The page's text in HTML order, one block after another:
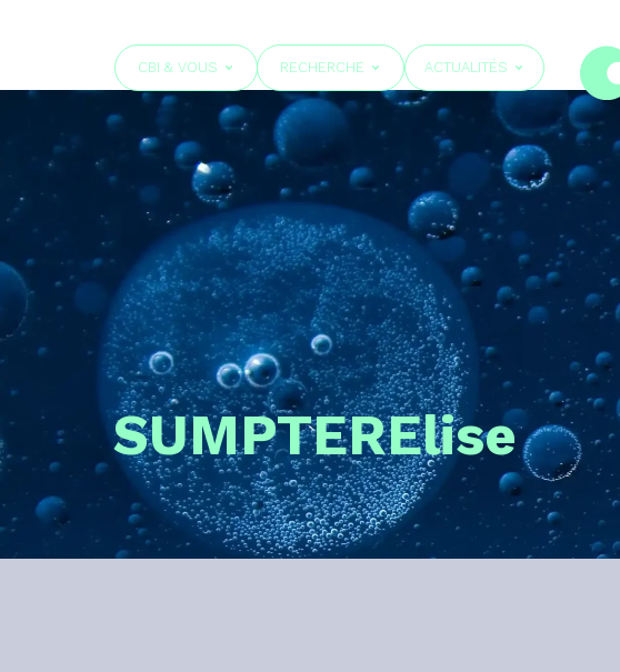
CBI & VOUS RECHERCHE ACTUALITÉS
SUMPTERElise